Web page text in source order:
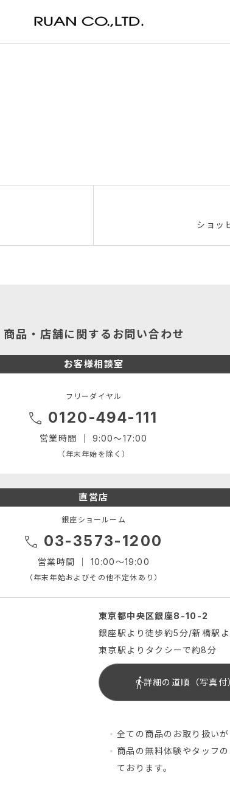
ショッ
︎商品・店舗に関するお問い合わせ
お客様相談室
フリーダイヤル
0120-494-111
営業時間 ｜ 9:00～17:00
（年末年始を除く）
直営店
銀座ショールーム
03-3573-1200
営業時間 ｜ 10:00～19:00
（年末年始およびその他不定休あり）
東京都中央区銀座8-10-2
銀座駅より徒歩約5分/新橋駅
東京駅よりタクシーで約8分
詳細の道順（写真
全ての商品のお取り扱い
商品の無料体験やタッフ
ております。